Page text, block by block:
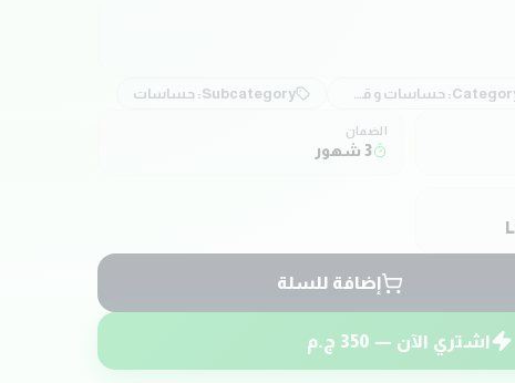
حساسات و قطع كهربائية Subcategory: حساسات
الضمان
3 شهور
إضافة للسلة
اشتري الآن — 350 ج.م